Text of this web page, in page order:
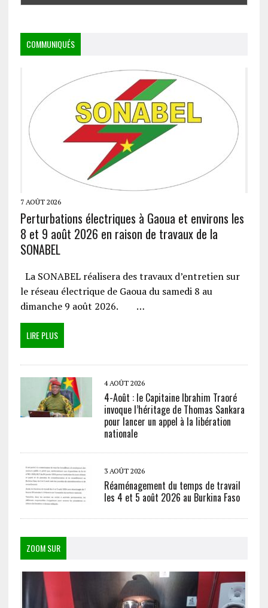
COMMUNIQUÉS
7 AOÛT 2026
Perturbations électriques à Gaoua et environs les
8 et 9 août 2026 en raison de travaux de la
SONABEL
La SONABEL réalisera des travaux d’entretien sur
le réseau électrique de Gaoua du samedi 8 au
dimanche 9 août 2026. …
LIRE PLUS
4 AOÛT 2026
4-Août : le Capitaine Ibrahim Traoré
invoque l’héritage de Thomas Sankara
pour lancer un appel à la libération
nationale
3 AOÛT 2026
Réaménagement du temps de travail
les 4 et 5 août 2026 au Burkina Faso
ZOOM SUR